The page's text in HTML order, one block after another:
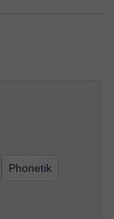
Phonetik